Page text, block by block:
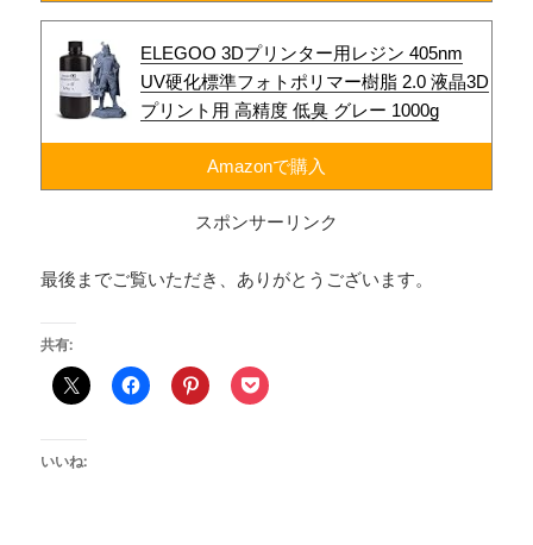
ELEGOO 3Dプリンター用レジン 405nm
UV硬化標準フォトポリマー樹脂 2.0 液晶3D
プリント用 高精度 低臭 グレー 1000g
Amazonで購入
スポンサーリンク
最後までご覧いただき、ありがとうございます。
共有:
いいね: